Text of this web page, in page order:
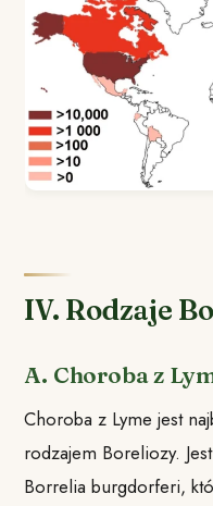
IV. Rodzaje
A. Choroba z
Choroba z Lyme jest
rodzajem Boreliozy.
Borrelia burgdorferi,